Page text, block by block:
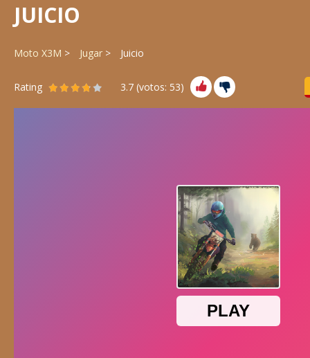
JUICIO
Moto X3M Jugar Juicio
Rating 3.7 (votos: 53)